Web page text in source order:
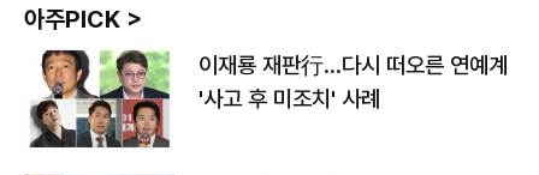
아주PICK >
이재룡 재판行…다시 떠오른 연예계
'사고 후 미조치' 사례